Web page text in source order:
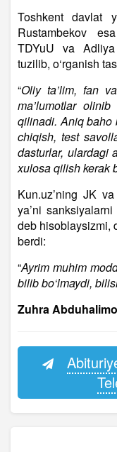
Toshkent davlat
Rustambekov
TDYuU va
tuzilib, o‘rganish
“Oliy ta’lim, fan
ma’lumotlar
qilinadi. Aniq baho
chiqish, test
dasturlar, ulardagi
xulosa qilish kerak
Kun.uz’ning JK
ya’ni
deb hisoblaysizmi,
berdi:
“Ayrim muhim
bilib bo‘lmaydi,
Zuhra